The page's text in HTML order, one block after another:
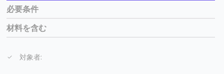
必要条件
材料を含む
対象者: